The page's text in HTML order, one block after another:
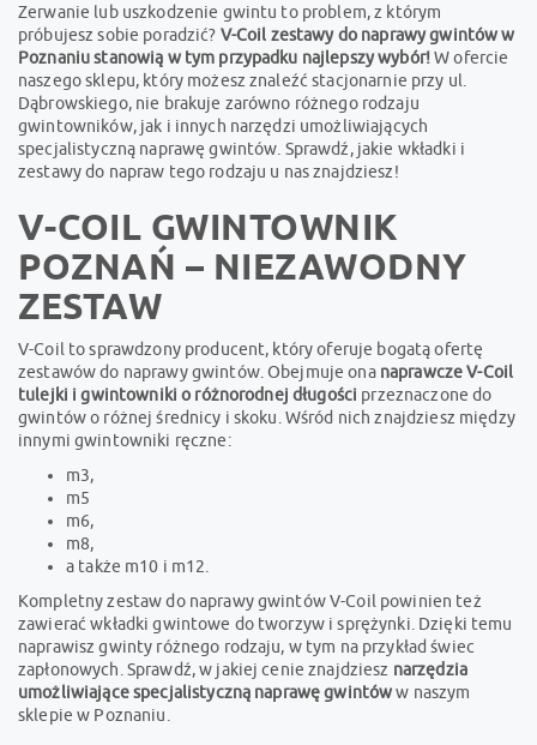
Zerwanie lub uszkodzenie gwintu to problem, z którym
próbujesz sobie poradzić? V-Coil zestawy do naprawy gwintów w
Poznaniu stanowią w tym przypadku najlepszy wybór!W ofercie
naszego sklepu, który możesz znaleźć stacjonarnie przy ul.
Dąbrowskiego, nie brakuje zarówno różnego rodzaju
gwintowników, jak i innych narzędzi umożliwiających
specjalistyczną naprawę gwintów. Sprawdź, jakie wkładki i
zestawy do napraw tego rodzaju u nas znajdziesz!
V-COIL GWINTOWNIK
POZNAŃ – NIEZAWODNY
ZESTAW
V-Coil to sprawdzony producent, który oferuje bogatą ofertę
zestawów do naprawy gwintów. Obejmuje ona naprawcze V-Coil
tulejki i gwintowniki o różnorodnej długości przeznaczone do
gwintów o różnej średnicy i skoku. Wśród nich znajdziesz między
innymi gwintowniki ręczne:
m3,
m5
m6,
m8,
a także m10 i m12.
Kompletny zestaw do naprawy gwintów V-Coil powinien też
zawierać wkładki gwintowe do tworzyw i sprężynki. Dzięki temu
naprawisz gwinty różnego rodzaju, w tym na przykład świec
zapłonowych. Sprawdź, w jakiej cenie znajdziesz narzędzia
umożliwiające specjalistyczną naprawę gwintóww naszym
sklepie w Poznaniu.